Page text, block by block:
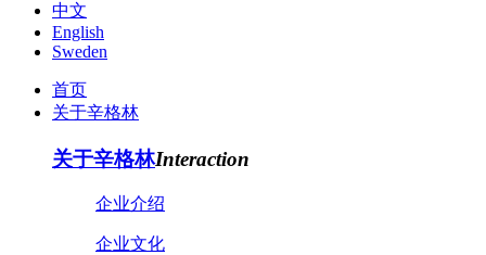
中文
English
Sweden
首页
关于辛格林
关于辛格林Interaction
企业介绍
企业文化